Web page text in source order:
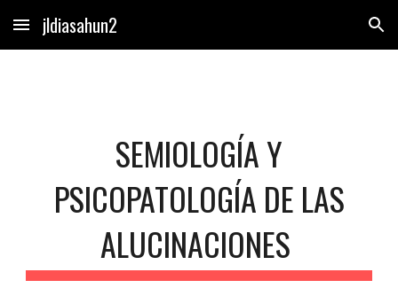
Skip to main content Skip to navigation
jldiasahun2
SEMIOLOGÍA Y
PSICOPATOLOGÍA DE LAS
ALUCINACIONES